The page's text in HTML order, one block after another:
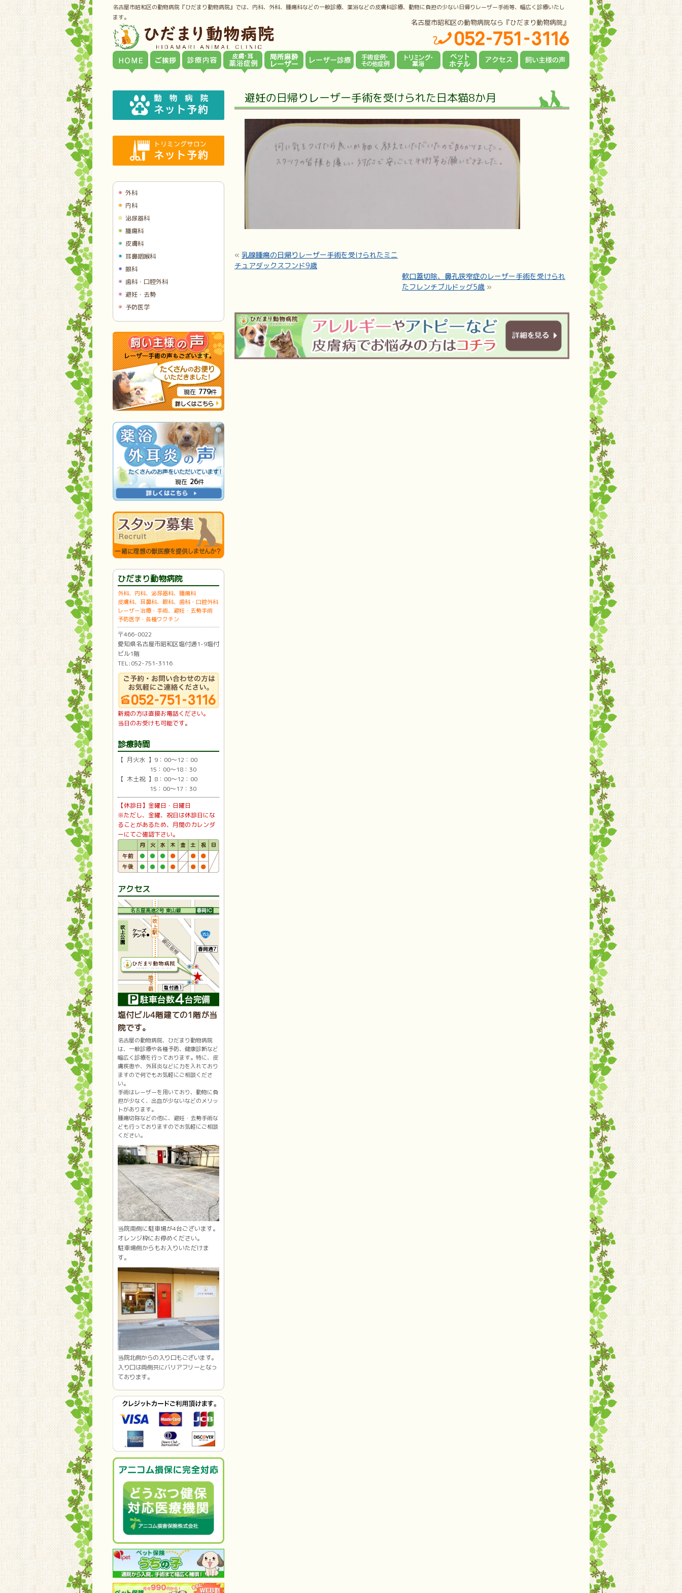
名古屋市昭和区の動物病院『ひだまり動物病院』では、内科、外科、腫瘍科などの一般診療、薬浴などの皮膚科診療、動物に負担の少ない日帰りレーザー手術等、幅広く診療いたし
ます。
名古屋市昭和区の動物病院なら『ひだまり動物病院』
避妊の日帰りレーザー手術を受けられた日本猫8か月
« 乳腺腫瘍の日帰りレーザー手術を受けられたミニ
チュアダックスフンド9歳
軟口蓋切除、鼻孔狭窄症のレーザー手術を受けられ
たフレンチブルドッグ5歳 »
外科
内科
泌尿器科
腫瘍科
皮膚科
耳鼻咽喉科
眼科
歯科・口腔外科
避妊・去勢
予防医学
現在 779件
現在 26件
ひだまり動物病院
外科、内科、泌尿器科、腫瘍科
皮膚科、耳鼻科、眼科、歯科・口腔外科
レーザー治療・手術、避妊・去勢手術
予防医学・各種ワクチン
〒466-0022
愛知県名古屋市昭和区塩付通1-9塩付
ビル1階
TEL:052-751-3116
新規の方は直接お電話ください。
当日のお受けも可能です。
診療時間
【 月火水 】9：00〜12：00
15：00〜18：30
【 木土祝 】8：00〜12：00
15：00〜17：30
【休診日】金曜日・日曜日
※ただし、金曜、祝日は休診日にな
ることがあるため、月間のカレンダ
ーにてご確認下さい。
アクセス
塩付ビル4階建ての1階が当
院です。
名古屋の動物病院、ひだまり動物病院
は、一般診療や各種予防、健康診断など
幅広く診療を行っております。特に、皮
膚疾患や、外耳炎などに力を入れており
ますので何でもお気軽にご相談くださ
い。
手術はレーザーを用いており、動物に負
担が少なく、出血が少ないなどのメリッ
トがあります。
腫瘍切除などの他に、避妊・去勢手術な
ども行っておりますのでお気軽にご相談
ください。
当院南側に駐車場が4台ございます。
オレンジ枠にお停めください。
駐車場側からもお入りいただけま
す。
当院北側からの入り口もございます。
入り口は両側共にバリアフリーとなっ
ております。